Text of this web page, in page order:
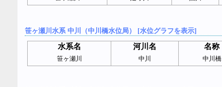
笹ヶ瀬川水系 中川（中川橋水位局） [水位グラフを表示]
水系名 河川名 名称
笹ヶ瀬川 中川 中川橋